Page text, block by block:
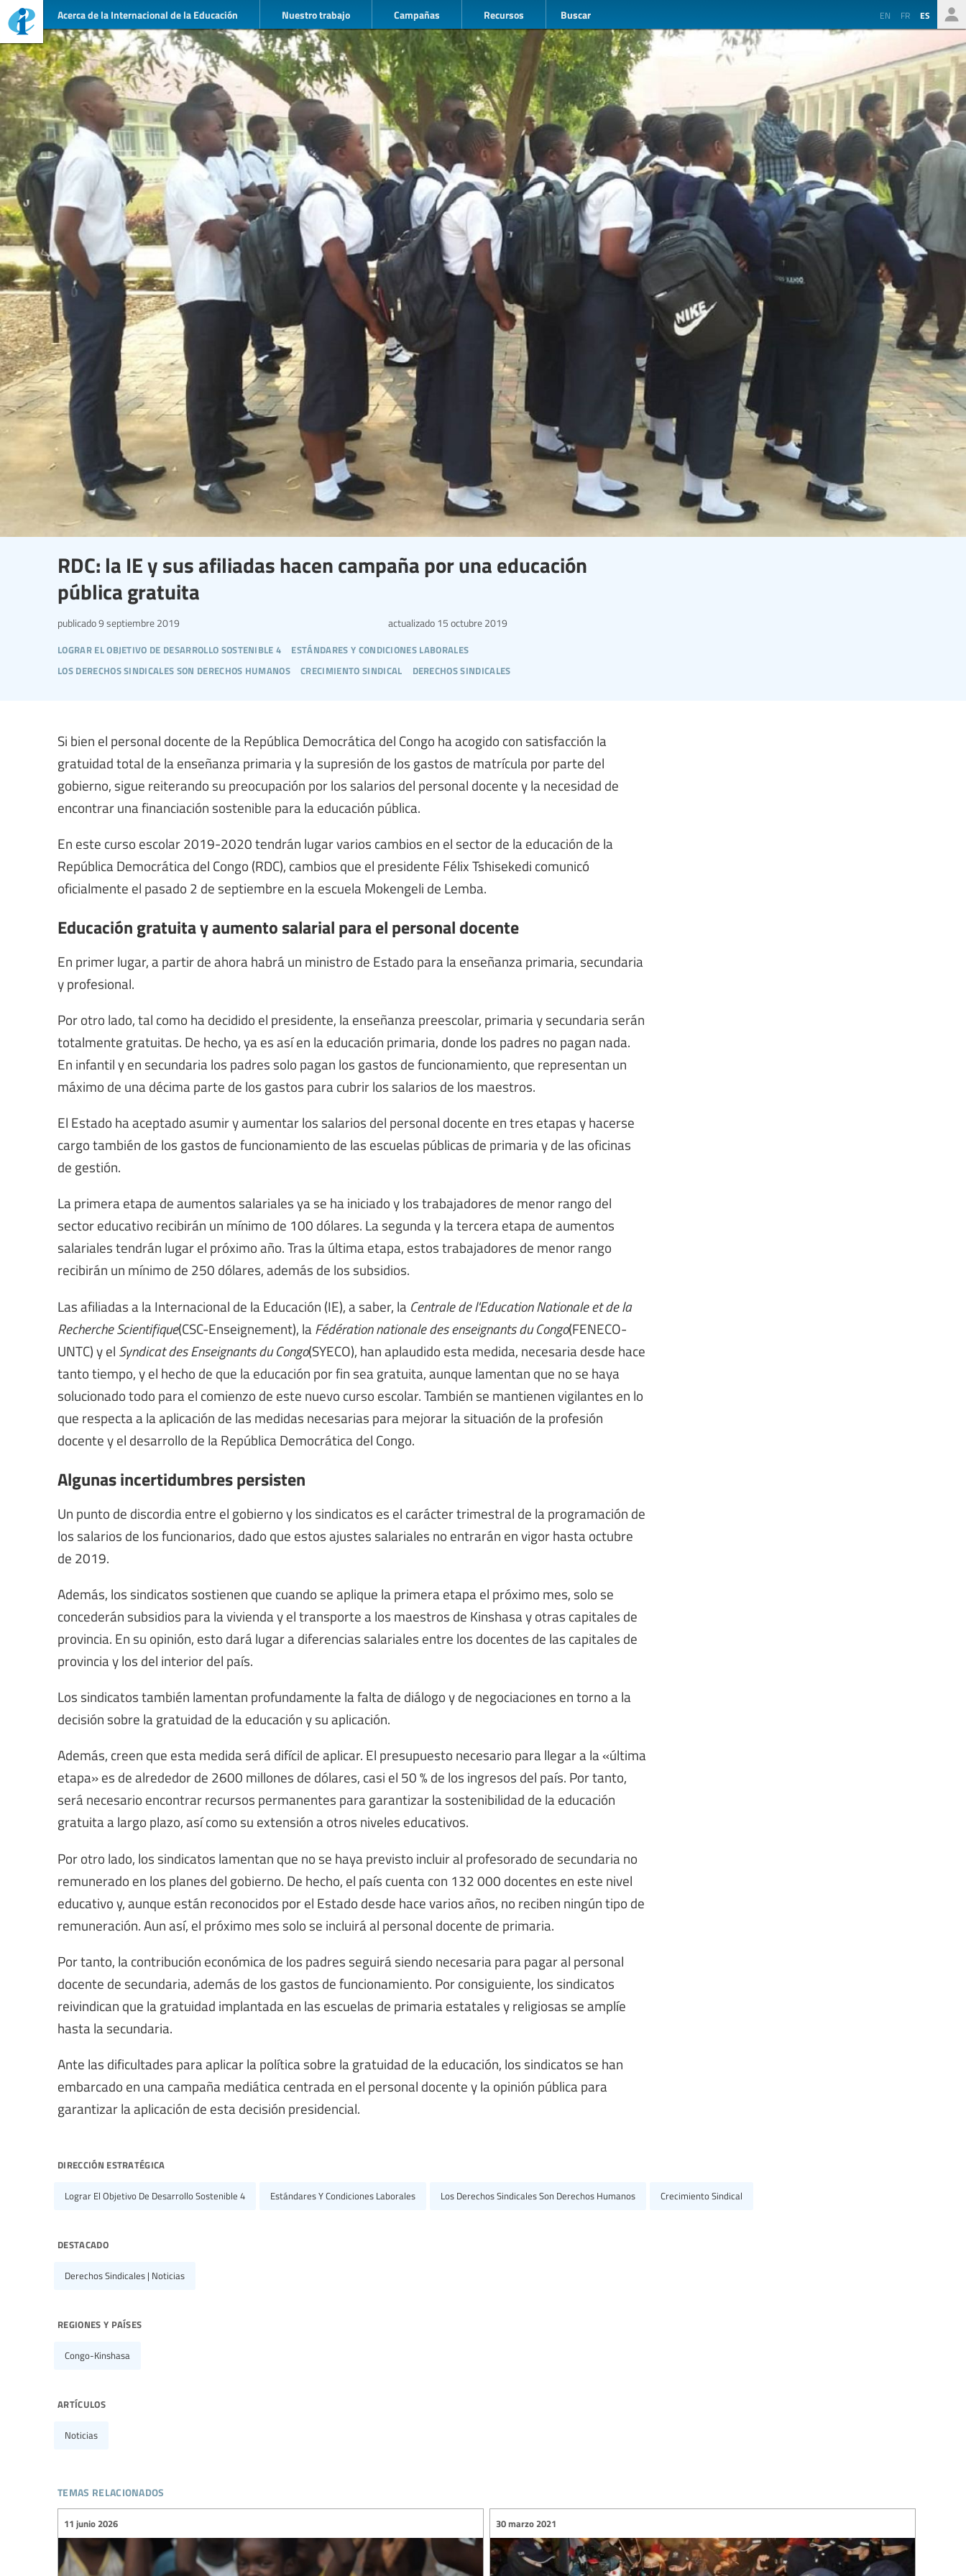
Acerca de la Internacional de la Educación Nuestro trabajo Campañas Recursos Buscar EN FR ES
RDC: la IE y sus afiliadas hacen campaña por una educación
pública gratuita
lograr el objetivo de desarrollo sostenible 4 estándares y condiciones laborales
los derechos sindicales son derechos humanos crecimiento sindical derechos sindicales
publicado9 septiembre 2019 actualizado 15 octubre 2019
Si bien el personal docente de la República Democrática del Congo ha acogido con satisfacción la
gratuidad total de la enseñanza primaria y la supresión de los gastos de matrícula por parte del
gobierno, sigue reiterando su preocupación por los salarios del personal docente y la necesidad de
encontrar una financiación sostenible para la educación pública.
En este curso escolar 2019-2020 tendrán lugar varios cambios en el sector de la educación de la
República Democrática del Congo (RDC), cambios que el presidente Félix Tshisekedi comunicó
oficialmente el pasado 2 de septiembre en la escuela Mokengeli de Lemba.
Educación gratuita y aumento salarial para el personal docente
En primer lugar, a partir de ahora habrá un ministro de Estado para la enseñanza primaria, secundaria
y profesional.
Por otro lado, tal como ha decidido el presidente, la enseñanza preescolar, primaria y secundaria serán
totalmente gratuitas. De hecho, ya es así en la educación primaria, donde los padres no pagan nada.
En infantil y en secundaria los padres solo pagan los gastos de funcionamiento, que representan un
máximo de una décima parte de los gastos para cubrir los salarios de los maestros.
El Estado ha aceptado asumir y aumentar los salarios del personal docente en tres etapas y hacerse
cargo también de los gastos de funcionamiento de las escuelas públicas de primaria y de las oficinas
de gestión.
La primera etapa de aumentos salariales ya se ha iniciado y los trabajadores de menor rango del
sector educativo recibirán un mínimo de 100 dólares. La segunda y la tercera etapa de aumentos
salariales tendrán lugar el próximo año. Tras la última etapa, estos trabajadores de menor rango
recibirán un mínimo de 250 dólares, además de los subsidios.
Las afiliadas a la Internacional de la Educación (IE), a saber, la Centrale de l'Education Nationale et de la
Recherche Scientifique(CSC-Enseignement), la Fédération nationale des enseignants du Congo(FENECO-
UNTC) y el Syndicat des Enseignants du Congo(SYECO), han aplaudido esta medida, necesaria desde hace
tanto tiempo, y el hecho de que la educación por fin sea gratuita, aunque lamentan que no se haya
solucionado todo para el comienzo de este nuevo curso escolar. También se mantienen vigilantes en lo
que respecta a la aplicación de las medidas necesarias para mejorar la situación de la profesión
docente y el desarrollo de la República Democrática del Congo.
Algunas incertidumbres persisten
Un punto de discordia entre el gobierno y los sindicatos es el carácter trimestral de la programación de
los salarios de los funcionarios, dado que estos ajustes salariales no entrarán en vigor hasta octubre
de 2019.
Además, los sindicatos sostienen que cuando se aplique la primera etapa el próximo mes, solo se
concederán subsidios para la vivienda y el transporte a los maestros de Kinshasa y otras capitales de
provincia. En su opinión, esto dará lugar a diferencias salariales entre los docentes de las capitales de
provincia y los del interior del país.
Los sindicatos también lamentan profundamente la falta de diálogo y de negociaciones en torno a la
decisión sobre la gratuidad de la educación y su aplicación.
Además, creen que esta medida será difícil de aplicar. El presupuesto necesario para llegar a la «última
etapa» es de alrededor de 2600 millones de dólares, casi el 50 % de los ingresos del país. Por tanto,
será necesario encontrar recursos permanentes para garantizar la sostenibilidad de la educación
gratuita a largo plazo, así como su extensión a otros niveles educativos.
Por otro lado, los sindicatos lamentan que no se haya previsto incluir al profesorado de secundaria no
remunerado en los planes del gobierno. De hecho, el país cuenta con 132 000 docentes en este nivel
educativo y, aunque están reconocidos por el Estado desde hace varios años, no reciben ningún tipo de
remuneración. Aun así, el próximo mes solo se incluirá al personal docente de primaria.
Por tanto, la contribución económica de los padres seguirá siendo necesaria para pagar al personal
docente de secundaria, además de los gastos de funcionamiento. Por consiguiente, los sindicatos
reivindican que la gratuidad implantada en las escuelas de primaria estatales y religiosas se amplíe
hasta la secundaria.
Ante las dificultades para aplicar la política sobre la gratuidad de la educación, los sindicatos se han
embarcado en una campaña mediática centrada en el personal docente y la opinión pública para
garantizar la aplicación de esta decisión presidencial.
dirección estratégica
Lograr El Objetivo De Desarrollo Sostenible 4 Estándares Y Condiciones Laborales Los Derechos Sindicales Son Derechos Humanos Crecimiento Sindical
destacado
Derechos Sindicales | Noticias
regiones y países
Congo-Kinshasa
artículos
Noticias
temas relacionados
11 junio 2026 30 marzo 2021